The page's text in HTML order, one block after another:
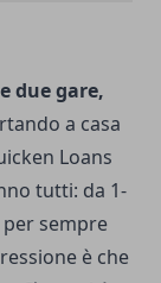
due gare,
a casa
Loans
tutti: da 1-
sempre
è che